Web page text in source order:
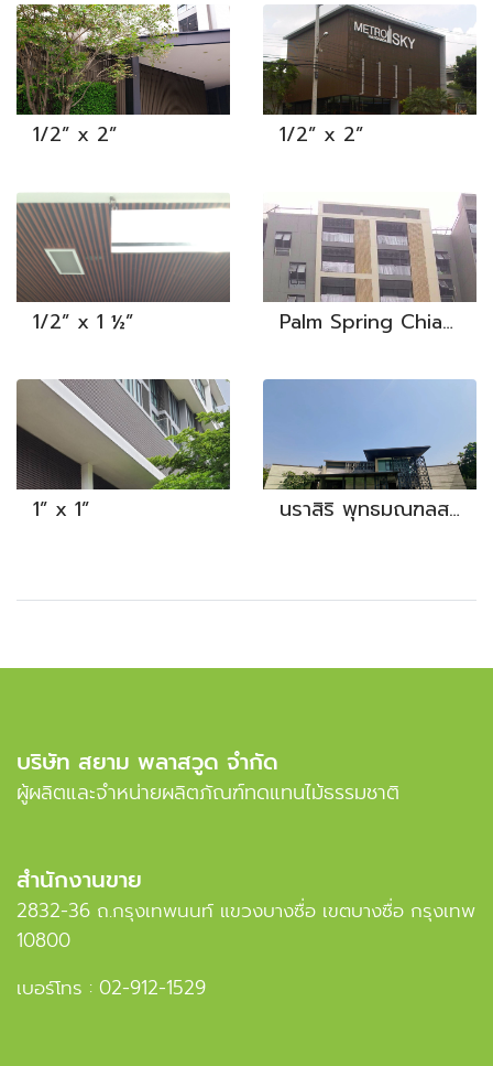
1/2” x 2” 1/2” x 2”
1/2” x 1 ½” Palm Spring Chiangmai
1” x 1” นราสิริ พุทธมณฑลสาย 1
บริษัท สยาม พลาสวูด จำกัด
ผู้ผลิตและจำหน่ายผลิตภัณฑ์ทดแทนไม้ธรรมชาติ
สำนักงานขาย
2832-36 ถ.กรุงเทพนนท์ แขวงบางซื่อ เขตบางซื่อ กรุงเทพ
10800
เบอร์โทร : 02-912-1529